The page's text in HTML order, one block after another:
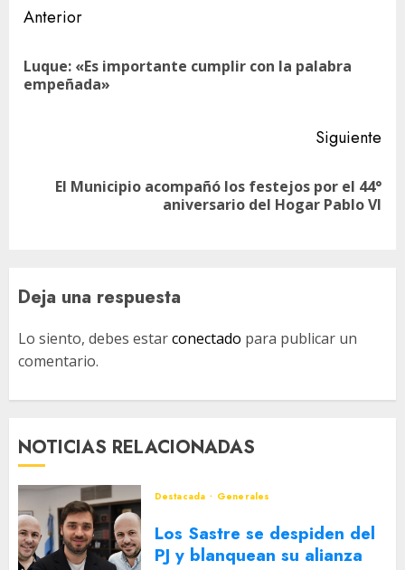
Navegación
de
entradas
Anterior
Luque: «Es importante cumplir con la palabra
empeñada»
Siguiente
Siguiente
El Municipio acompañó los festejos por el 44°
aniversario del Hogar Pablo VI
Deja una respuesta
Lo siento, debes estarconectado para publicar un
comentario.
NOTICIAS RELACIONADAS
Destacada Generales
Los Sastre se despiden del
PJ y blanquean su alianza